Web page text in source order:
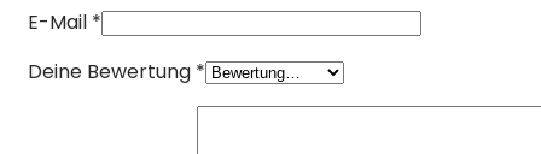
E-Mail *
Deine Bewertung *